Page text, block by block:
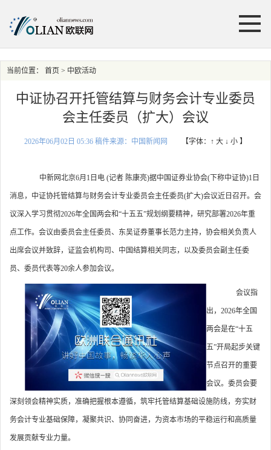
当前位置： 首页 > 中欧活动
中证协召开托管结算与财务会计专业委员
会主任委员（扩大）会议
2026年06月02日 05:36 稿件来源：中国新闻网 【字体： ↑ 大 ↓ 小 】
中新网北京6月1日电 (记者 陈康亮)据中国证券业协会(下称中证协)1日
消息，中证协托管结算与财务会计专业委员会主任委员(扩大)会议近日召开。会
议深入学习贯彻2026年全国两会和“十五五”规划纲要精神，研究部署2026年重
点工作。会议由委员会主任委员、东吴证券董事长范力主持，协会相关负责人
出席会议并致辞，证监会机构司、中国结算相关同志，以及委员会副主任委
员、委员代表等20余人参加会议。
会议指
出，2026年全国
两会是在“十五
五”开局起步关键
节点召开的重要
会议。委员会要
深刻领会精神实质，准确把握根本遵循，筑牢托管结算基础设施防线，夯实财
务会计专业基础保障，凝聚共识、协同奋进，为资本市场的平稳运行和高质量
发展贡献专业力量。